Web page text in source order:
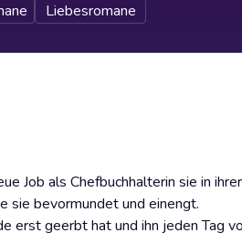
Liebesromane
Job als Chefbuchhalterin sie in
sie bevormundet und einengt.
erst geerbt hat und ihn jeden Tag